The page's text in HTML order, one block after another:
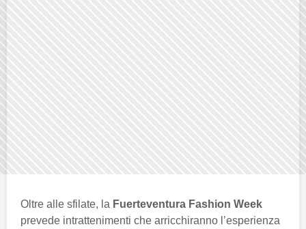
Oltre alle sfilate, la Fuerteventura Fashion Week
prevede intrattenimenti che arricchiranno l’esperienza